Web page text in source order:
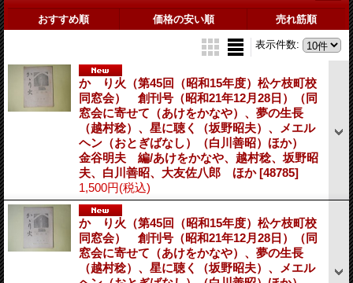
おすすめ順 価格の安い順 売れ筋順
表示件数:
かゞり火（第45回（昭和15年度）松ケ枝町校
同窓会） 創刊号（昭和21年12月28日）（同
窓会に寄せて（あけをかなや）、夢の生長
（越村稔）、星に聴く（坂野昭夫）、メエル
ヘン（おとぎばなし）（白川善昭）ほか）
金谷明夫 編/あけをかなや、越村稔、坂野昭
夫、白川善昭、大友佐八郎 ほか[48785]
1,500円(税込)
かゞり火（第45回（昭和15年度）松ケ枝町校
同窓会） 創刊号（昭和21年12月28日）（同
窓会に寄せて（あけをかなや）、夢の生長
（越村稔）、星に聴く（坂野昭夫）、メエル